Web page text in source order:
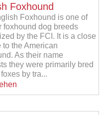
Foxhound
Foxhound is one of
foxhound dog breeds
by the FCI. It is a close
to the American
As their name
they were primarily bred
by tra...